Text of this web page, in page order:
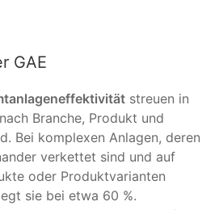
GAE
streuen in
Branche, Produkt und
Bei komplexen Anlagen, deren
verkettet sind und auf
oder Produktvarianten
sie bei etwa 60 %.